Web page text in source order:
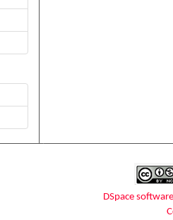
DSpace software